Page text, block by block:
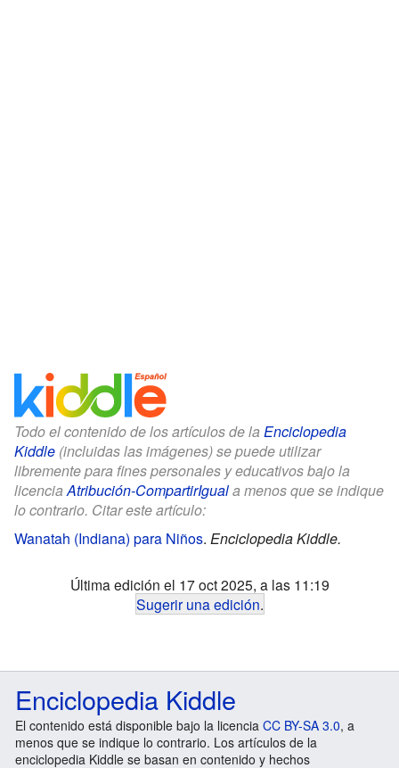
Todo el contenido de los artículos de la Enciclopedia
Kiddle (incluidas las imágenes) se puede utilizar
libremente para fines personales y educativos bajo la
licenciaAtribución-CompartirIguala menos que se indique
lo contrario. Citar este artículo:
Wanatah (Indiana) para Niños. Enciclopedia Kiddle.
Última edición el 17 oct 2025, a las 11:19
Sugerir una edición.
Enciclopedia Kiddle
El contenido está disponible bajo la licencia CC BY-SA 3.0, a
menos que se indique lo contrario. Los artículos de la
enciclopedia Kiddle se basan en contenido y hechos